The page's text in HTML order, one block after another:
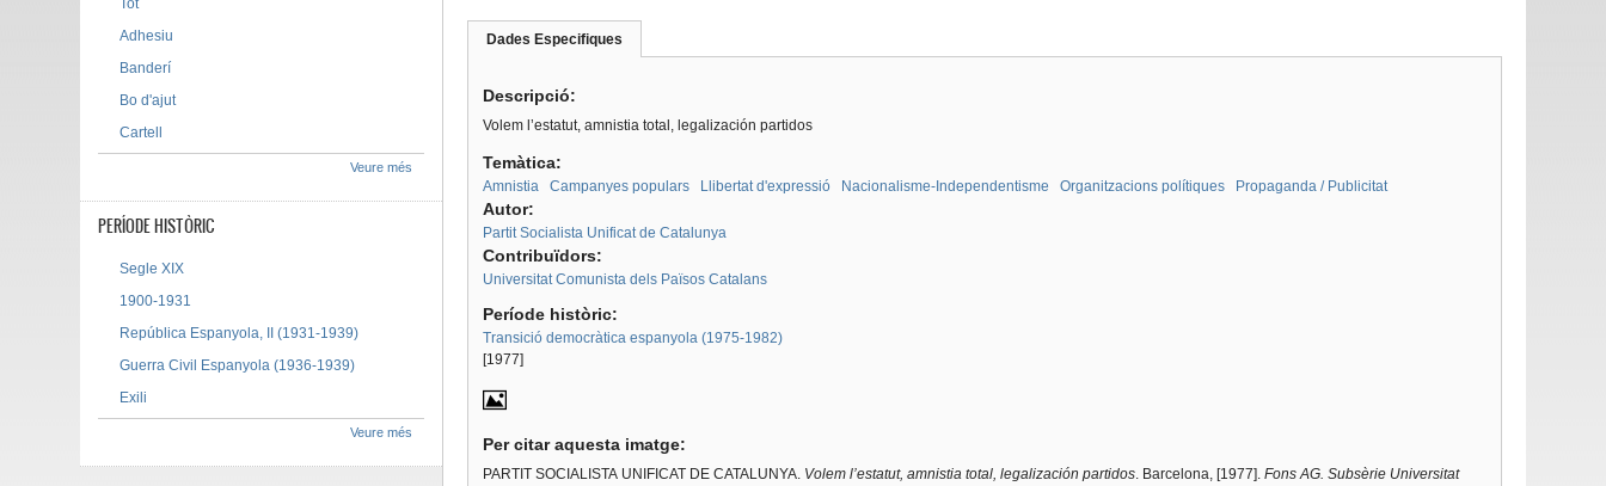
Dades Especifiques
activa)
Descripció:
Volem l’estatut, amnistia total, legalización partidos
Temàtica:
Amnistia Campanyes populars Llibertat d'expressió Nacionalisme-Independentisme Organitzacions polítiques Propaganda / Publicitat
Autor:
Partit Socialista Unificat de Catalunya
Contribuïdors:
Universitat Comunista dels Països Catalans
Període històric:
Transició democràtica espanyola (1975-1982)
[1977]
Per citar aquesta imatge:
PARTIT SOCIALISTA UNIFICAT DE CATALUNYA. Volem l’estatut, amnistia total, legalización partidos. Barcelona, [1977]. Fons AG. Subsèrie Universitat
Tot
Adhesiu
Banderí
Bo d'ajut
Cartell
Veure més
PERÍODE HISTÒRIC
Segle XIX
1900-1931
República Espanyola, II (1931-1939)
Guerra Civil Espanyola (1936-1939)
Exili
Veure més